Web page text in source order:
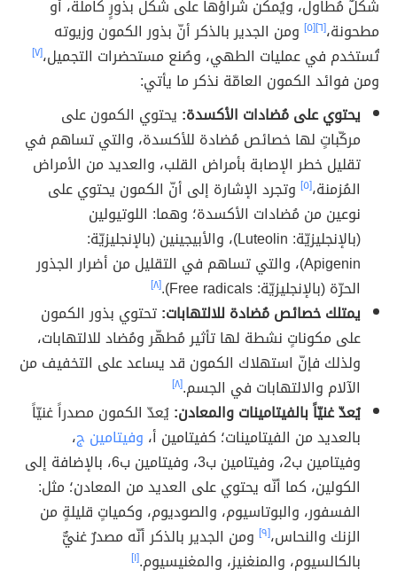
شكلٌ مُطاول، ويُمكن شراؤها على شكل بذورٍ كاملة، أو
مطحونة،[٦] [٥]
ومن الجدير بالذكر أنّ بذور الكمون وزيوته
تُستخدم في عمليات الطهي، وصُنع مستحضرات التجميل،[٧]
ومن فوائد الكمون العامّة نذكر ما يأتي:
يحتوي على مُضادات الأكسدة: يحتوي الكمون على
مركّباتٍ لها خصائص مُضادة للأكسدة، والتي تساهم في
تقليل خطر الإصابة بأمراض القلب، والعديد من الأمراض
المُزمنة،[٥] وتجرد الإشارة إلى أنّ الكمون يحتوي على
نوعين من مُضادات الأكسدة؛ وهما: اللوتيولين
(بالإنجليزيّة: Luteolin)، والأبيجينين (بالإنجليزيّة:
Apigenin)، والتي تساهم في التقليل من أضرار الجذور
الحرّة (بالإنجليزيّة: Free radicals).
[٨]
يمتلك خصائص مُضادة للالتهابات:تحتوي بذور الكمون
على مكوناتٍ نشطة لها تأثير مُطهّر ومُضاد للالتهابات،
ولذلك فإنّ استهلاك الكمون قد يساعد على التخفيف من
الآلام والالتهابات في الجسم.[٨]
يُعدّ غنيّاً بالفيتامينات والمعادن:يُعدّ الكمون مصدراً غنيّاً
بالعديد من الفيتامينات؛ كفيتامين أ، وفيتامين ج،
وفيتامين ب2، وفيتامين ب3، وفيتامين ب6، بالإضافة إلى
الكولين، كما أنّه يحتوي على العديد من المعادن؛ مثل:
الفسفور، والبوتاسيوم، والصوديوم، وكمياتٍ قليلةٍ من
الزنك والنحاس،[٩] ومن الجدير بالذكر أنّه مصدرٌ غنيٌّ
بالكالسيوم، والمنغنيز، والمغنيسيوم.[١]